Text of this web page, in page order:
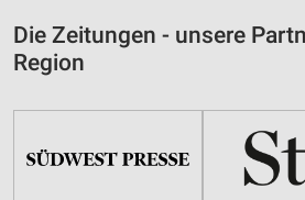
Die Zeitungen - unsere
Region